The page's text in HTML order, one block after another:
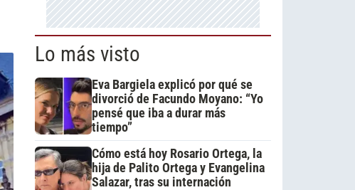
Lo más visto
Eva Bargiela explicó por qué se
divorció de Facundo Moyano: “Yo
pensé que iba a durar más
tiempo”
Cómo está hoy Rosario Ortega, la
hija de Palito Ortega y Evangelina
Salazar, tras su internación